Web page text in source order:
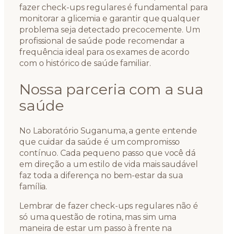
fazer check-ups regulares é fundamental para
monitorar a glicemia e garantir que qualquer
problema seja detectado precocemente. Um
profissional de saúde pode recomendar a
frequência ideal para os exames de acordo
com o histórico de saúde familiar.
Nossa parceria com a sua
saúde
No Laboratório Suganuma, a gente entende
que cuidar da saúde é um compromisso
contínuo. Cada pequeno passo que você dá
em direção a um estilo de vida mais saudável
faz toda a diferença no bem-estar da sua
família.
Lembrar de fazer check-ups regulares não é
só uma questão de rotina, mas sim uma
maneira de estar um passo à frente na